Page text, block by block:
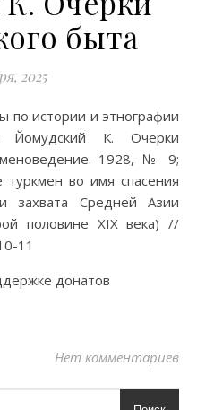
быта
2025
Йомудский К. Очерки
1928, № 9;
во имя спасения
захвата Средней Азии
половине XIX века) //
11
донатов
Нет комментариев